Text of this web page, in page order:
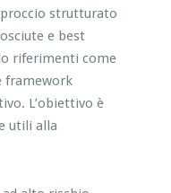
strutturato
e best
riferimenti come
framework
L’obiettivo è
utili alla